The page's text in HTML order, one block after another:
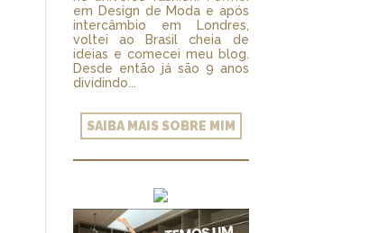
em Design de Moda e após
intercâmbio em Londres,
voltei ao Brasil cheia de
ideias e comecei meu blog.
Desde então já são 9 anos
dividindo...
SAIBA MAIS SOBRE MIM